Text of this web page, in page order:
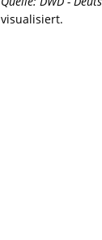
visualisiert.